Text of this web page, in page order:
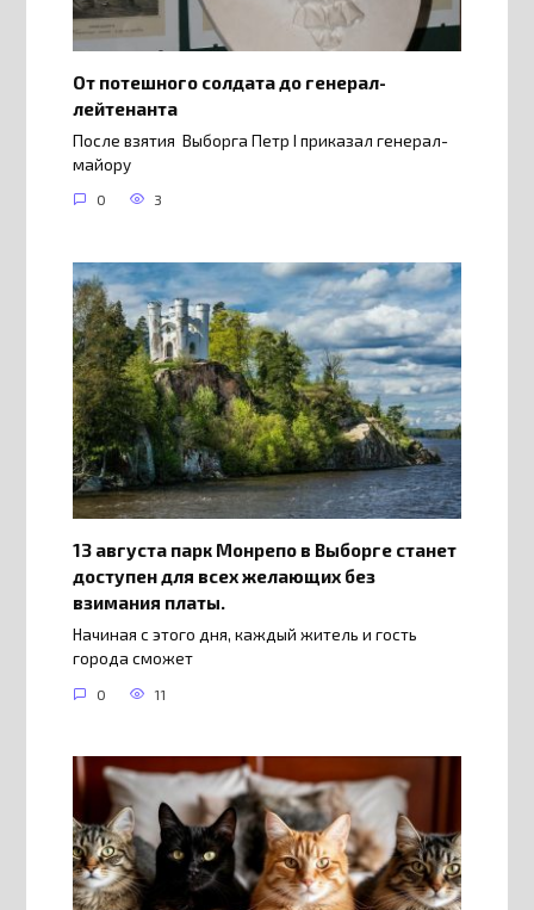
От потешного солдата до генерал-
лейтенанта
После взятия Выборга Петр I приказал генерал-
майору
0 3
13 августа парк Монрепо в Выборге станет
доступен для всех желающих без
взимания платы.
Начиная с этого дня, каждый житель и гость
города сможет
0 11